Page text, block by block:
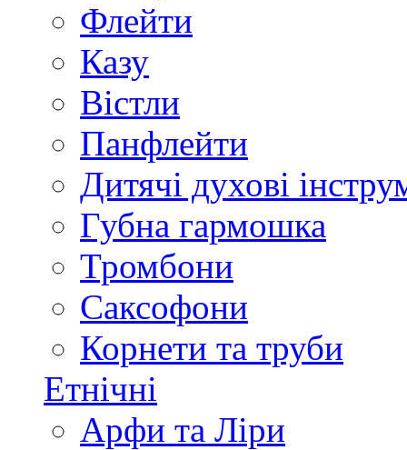
Флейти
Казу
Вістли
Панфлейти
Дитячі духові
Губна гармошка
Тромбони
Саксофони
Корнети та труби
Етнічні
Арфи та Ліри